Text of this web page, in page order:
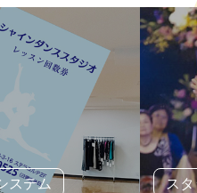
ステム スタ